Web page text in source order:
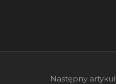
Następny artykuł